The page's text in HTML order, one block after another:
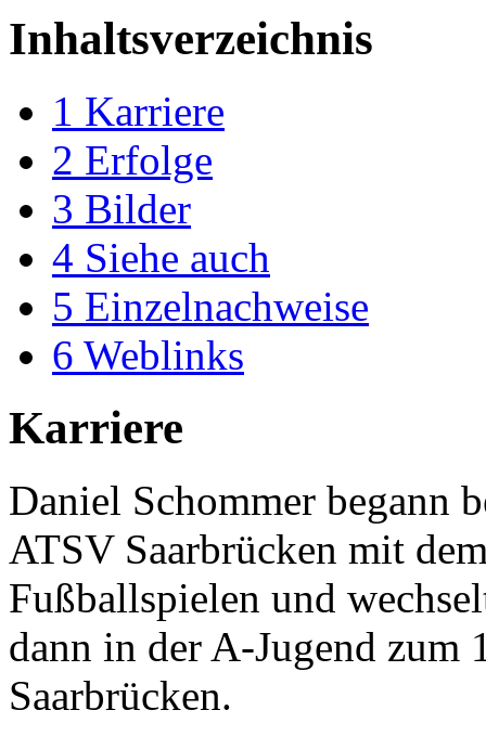
Inhaltsverzeichnis
1 Karriere
2 Erfolge
3 Bilder
4 Siehe auch
5 Einzelnachweise
6 Weblinks
Karriere
Daniel Schommer begann
ATSV Saarbrücken mit
Fußballspielen und
dann in der A-Jugend zum
Saarbrücken.